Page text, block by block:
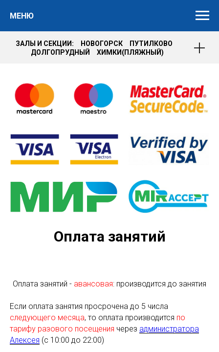
МЕНЮ
ЗАЛЫ И СЕКЦИИ: НОВОГОРСК ПУТИЛКОВО
ДОЛГОПРУДНЫЙ ХИМКИ(ПЛЯЖНЫЙ)
Оплата занятий
Оплата занятий - авансовая: производится до занятия
Если оплата занятия просрочена до 5 числа
следующего месяца, то оплата производится по
тарифу разового посещения через администратора
Алексея (с 10:00 до 22:00)